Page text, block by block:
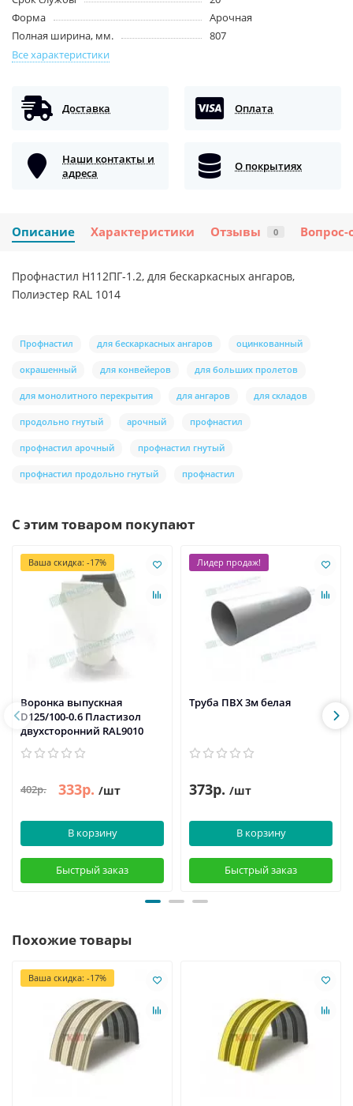
Форма
Арочная
Полная ширина, мм.
807
Все характеристики
Доставка Оплата
Наши контакты и
адреса
О покрытиях
Описание Характеристики Отзывы 0 Вопрос-
Профнастил H112ПГ-1.2, для бескаркасных ангаров,
Полиэстер RAL 1014
Профнастил для бескаркасных ангаров оцинкованный
окрашенный для конвейеров для больших пролетов
для монолитного перекрытия для ангаров для складов
продольно гнутый арочный профнастил
профнастил арочный профнастил гнутый
профнастил продольно гнутый профнастил
С этим товаром покупают
Ваша скидка: -17%
Воронка выпускная
D125/100-0.6 Пластизол
двухсторонний RAL9010
402р. 333р. /шт
В корзину
Быстрый заказ
Лидер продаж!
Труба ПВХ 3м белая
373р. /шт
В корзину
Быстрый заказ
Похожие товары
Ваша скидка: -17%